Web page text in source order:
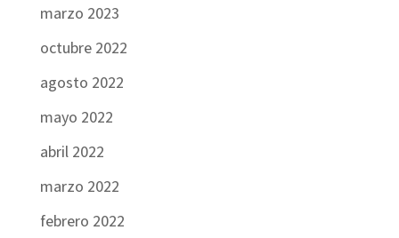
marzo 2023
octubre 2022
agosto 2022
mayo 2022
abril 2022
marzo 2022
febrero 2022